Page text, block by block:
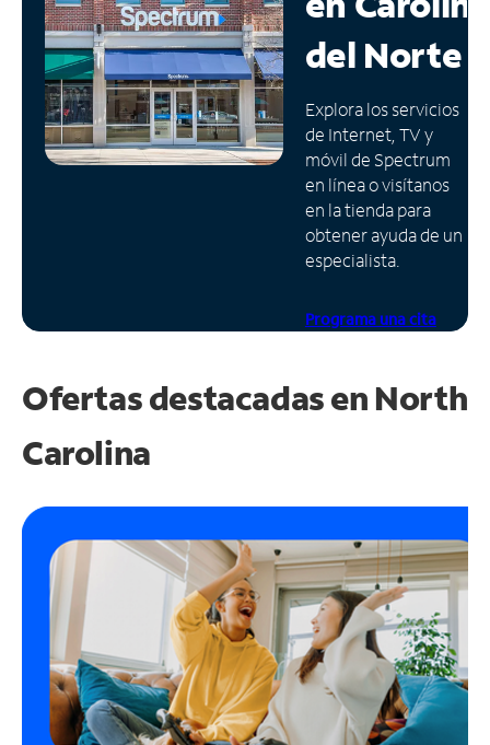
Administrar
cuenta
Encuentra
una
tienda
del Norte
Explora los servicios
de Internet, TV y
móvil de Spectrum
en línea o visítanos
en la tienda para
obtener ayuda de un
especialista.
Programa una cita
Ofertas destacadas en North
Carolina